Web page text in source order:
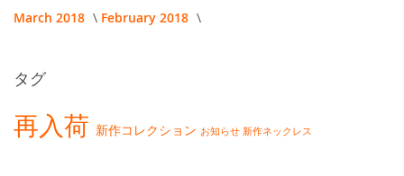
March 2018
February 2018
タグ
再入荷 新作コレクション お知らせ 新作ネックレス